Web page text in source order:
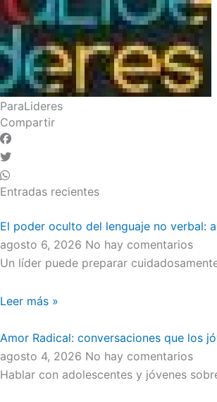
ParaLideres
Compartir
Entradas recientes
El poder oculto del lenguaje no verbal:
agosto 6, 2026 No hay comentarios
Un líder puede preparar
Leer más »
Amor Radical: conversaciones que los
agosto 4, 2026 No hay comentarios
Hablar con adolescentes y jóvenes